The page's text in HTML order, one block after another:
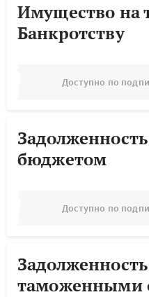
Имущество на
Банкротству
Доступно по
бюджетом
Доступно по
таможенными